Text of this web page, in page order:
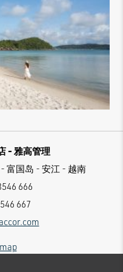
- 雅高管理
富国岛 - 安江 - 越南
666
667